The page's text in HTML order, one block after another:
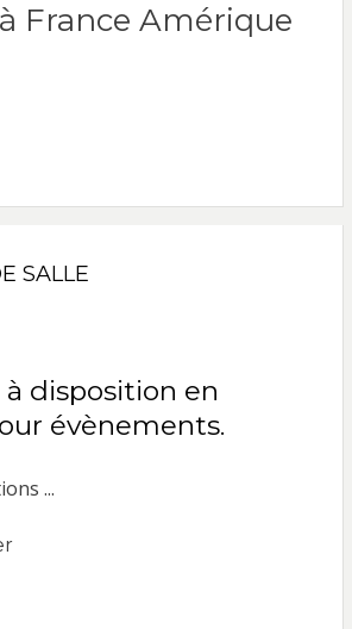
France Amérique
SALLE
à disposition en
évènements.
...